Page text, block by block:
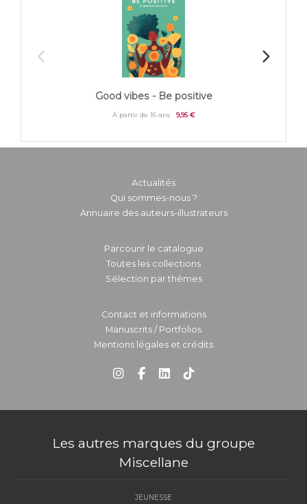
Good vibes - Be positive
À partir de 16 ans 9,95 €
Actualités
Qui sommes-nous ?
Annuaire des auteurs-illustrateurs
Parcourir le catalogue
Toutes les collections
Sélection par thèmes
Contact et informations
Manuscrits / Portfolios
Mentions légales et crédits
Les autres marques du groupe
Miscellane
JEUNESSE